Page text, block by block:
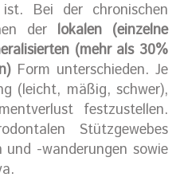
ist. Bei der chronischen
der lokalen (einzelne
(mehr als 30%
Form unterschieden. Je
(leicht, mäßig, schwer),
festzustellen.
Stützgewebes
-wanderungen sowie